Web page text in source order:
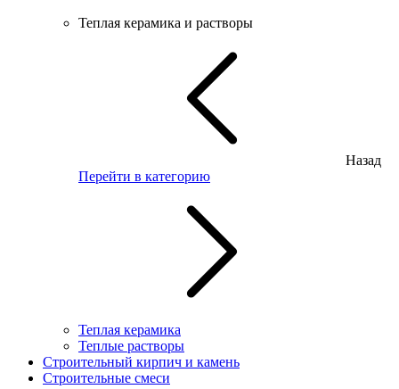
Теплая керамика и растворы
Назад
Перейти в категорию
Теплая керамика
Теплые растворы
Строительный кирпич и камень
Строительные смеси